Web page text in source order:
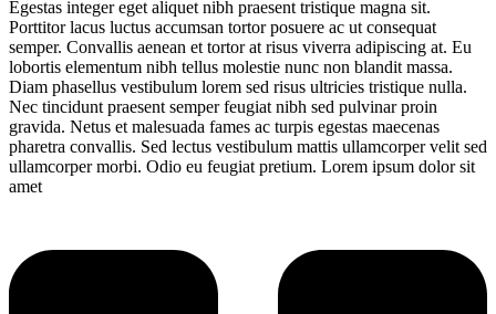
Egestas integer eget aliquet nibh praesent tristique magna sit.
Porttitor lacus luctus accumsan tortor posuere ac ut consequat
semper. Convallis aenean et tortor at risus viverra adipiscing at. Eu
lobortis elementum nibh tellus molestie nunc non blandit massa.
Diam phasellus vestibulum lorem sed risus ultricies tristique nulla.
Nec tincidunt praesent semper feugiat nibh sed pulvinar proin
gravida. Netus et malesuada fames ac turpis egestas maecenas
pharetra convallis. Sed lectus vestibulum mattis ullamcorper velit sed
ullamcorper morbi. Odio eu feugiat pretium. Lorem ipsum dolor sit
amet